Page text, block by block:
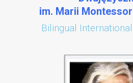
im. Marii
Bilingual